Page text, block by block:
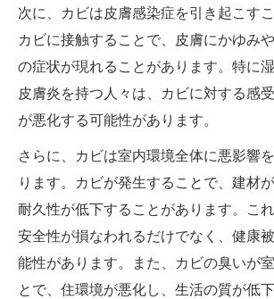
次に、カビは皮膚感染症を引き起こす
カビに接触することで、皮膚にかゆみ
の症状が現れることがあります。特に
皮膚炎を持つ人々は、カビに対する感
が悪化する可能性があります。
さらに、カビは室内環境全体に悪影響
ります。カビが発生することで、建材
耐久性が低下することがあります。こ
安全性が損なわれるだけでなく、健康
能性があります。また、カビの臭いが
とで、住環境が悪化し、生活の質が低